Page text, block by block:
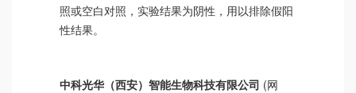
照或空白对照，实验结果为阴性，用以排除假阳
性结果。
中科光华（西安）智能生物科技有限公司 (网